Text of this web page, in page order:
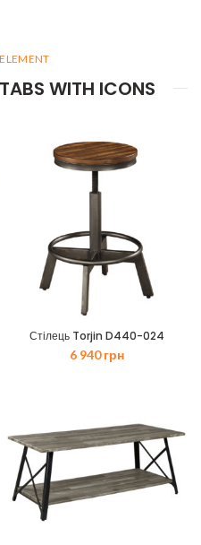
WITH ICONS
Стілець Torjin D440-024
6 940грн